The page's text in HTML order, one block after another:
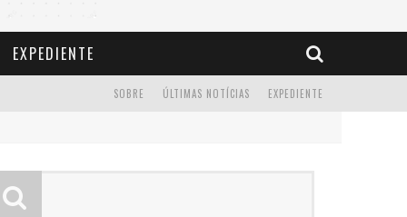
EXPEDIENTE
EXPEDIENTE
ÚLTIMAS NOTÍCIAS
SOBRE